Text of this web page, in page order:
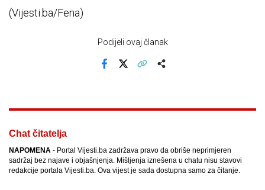
(Vijesti.ba/Fena)
Podijeli ovaj članak
Chat čitatelja
NAPOMENA - Portal Vijesti.ba zadržava pravo da obriše neprimjeren
sadržaj bez najave i objašnjenja. Mišljenja iznešena u chatu nisu stavovi
redakcije portala Vijesti.ba. Ova vijest je sada dostupna samo za čitanje.